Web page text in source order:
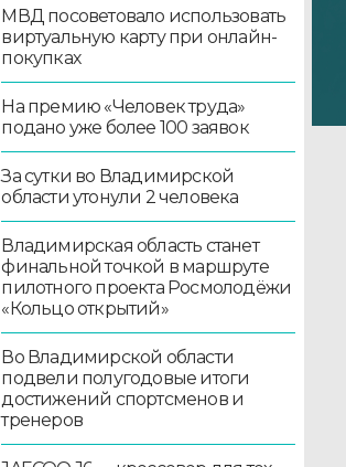
МВД посоветовало использовать
виртуальную карту при онлайн-
покупках
На премию «Человек труда»
подано уже более 100 заявок
За сутки во Владимирской
области утонули 2 человека
Владимирская область станет
финальной точкой в маршруте
пилотного проекта Росмолодёжи
«Кольцо открытий»
Во Владимирской области
подвели полугодовые итоги
достижений спортсменов и
тренеров